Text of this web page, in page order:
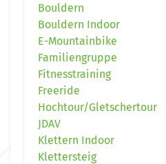
Bouldern
Bouldern Indoor
E-Mountainbike
Familiengruppe
Fitnesstraining
Freeride
Hochtour/Gletschertour
JDAV
Klettern Indoor
Klettersteig